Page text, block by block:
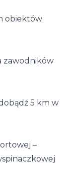
obiektów
zawodników
5 km w
–